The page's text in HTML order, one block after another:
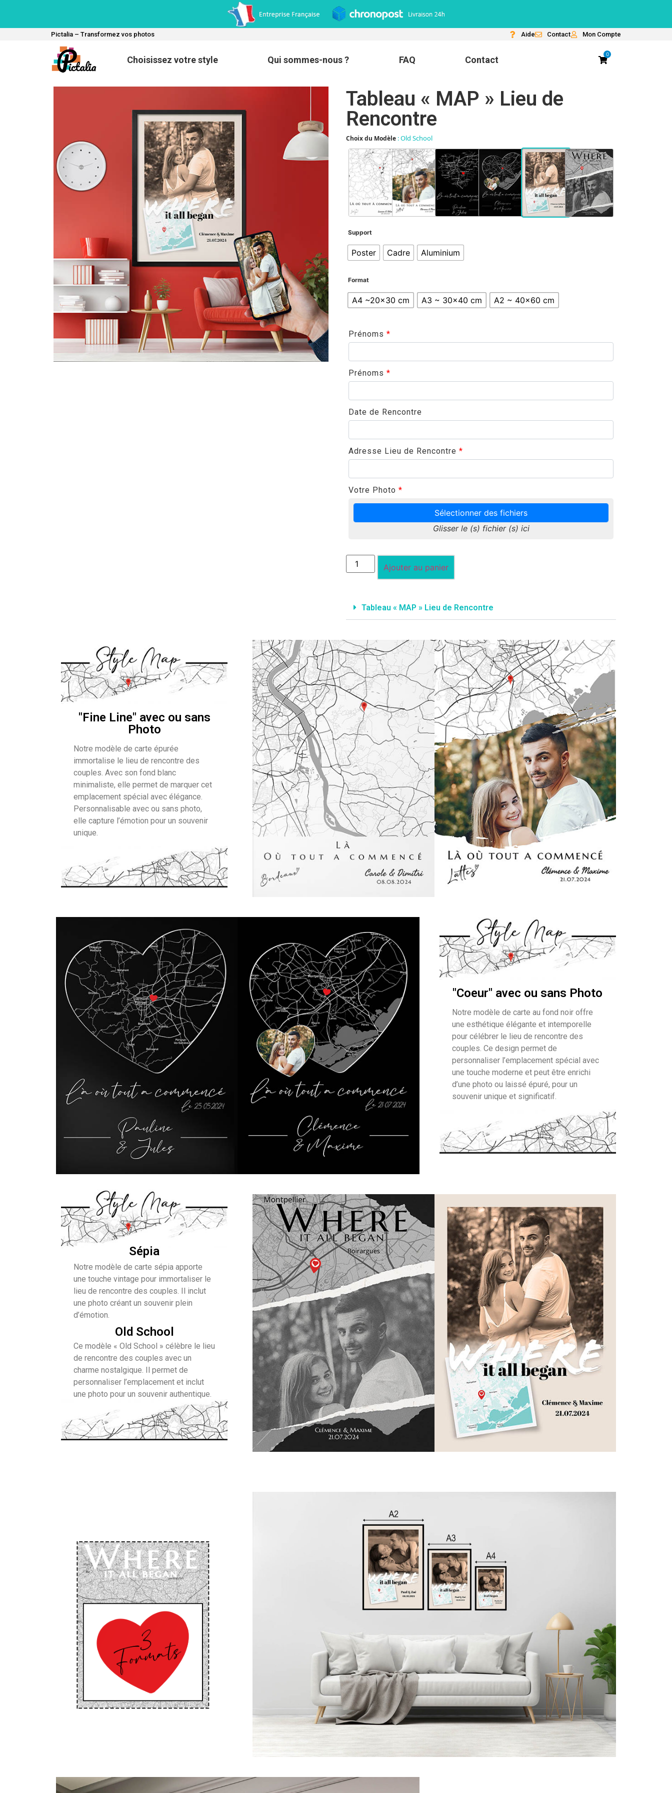
Pictalia – Transformez vos photos Mon Compte
Contact
Aide
Choisissez votre style Qui sommes-nous ? FAQ Contact
0
Tableau « MAP » Lieu de
Rencontre
Choix du Modèle : Old School
Support
Poster Cadre Aluminium
Format
A4 ~20x30 cm A3 ~ 30x40 cm A2 ~ 40x60 cm
Prénoms *
Prénoms *
Date de Rencontre
Adresse Lieu de Rencontre *
Votre Photo *
Sélectionner des fichiers
Glisser le (s) fichier (s) ici
Ajouter au panier
Tableau « MAP » Lieu de Rencontre
"Fine Line" avec ou sans
Photo
Notre modèle de carte épurée
immortalise le lieu de rencontre des
couples. Avec son fond blanc
minimaliste, elle permet de marquer cet
emplacement spécial avec élégance.
Personnalisable avec ou sans photo,
elle capture l’émotion pour un souvenir
unique.
"Coeur" avec ou sans Photo
Notre modèle de carte au fond noir offre
une esthétique élégante et intemporelle
pour célébrer le lieu de rencontre des
couples. Ce design permet de
personnaliser l’emplacement spécial avec
une touche moderne et peut être enrichi
d’une photo ou laissé épuré, pour un
souvenir unique et significatif.
Sépia
Notre modèle de carte sépia apporte
une touche vintage pour immortaliser le
lieu de rencontre des couples. Il inclut
une photo créant un souvenir plein
d’émotion.
Old School
Ce modèle « Old School » célèbre le lieu
de rencontre des couples avec un
charme nostalgique. Il permet de
personnaliser l’emplacement et inclut
une photo pour un souvenir authentique.